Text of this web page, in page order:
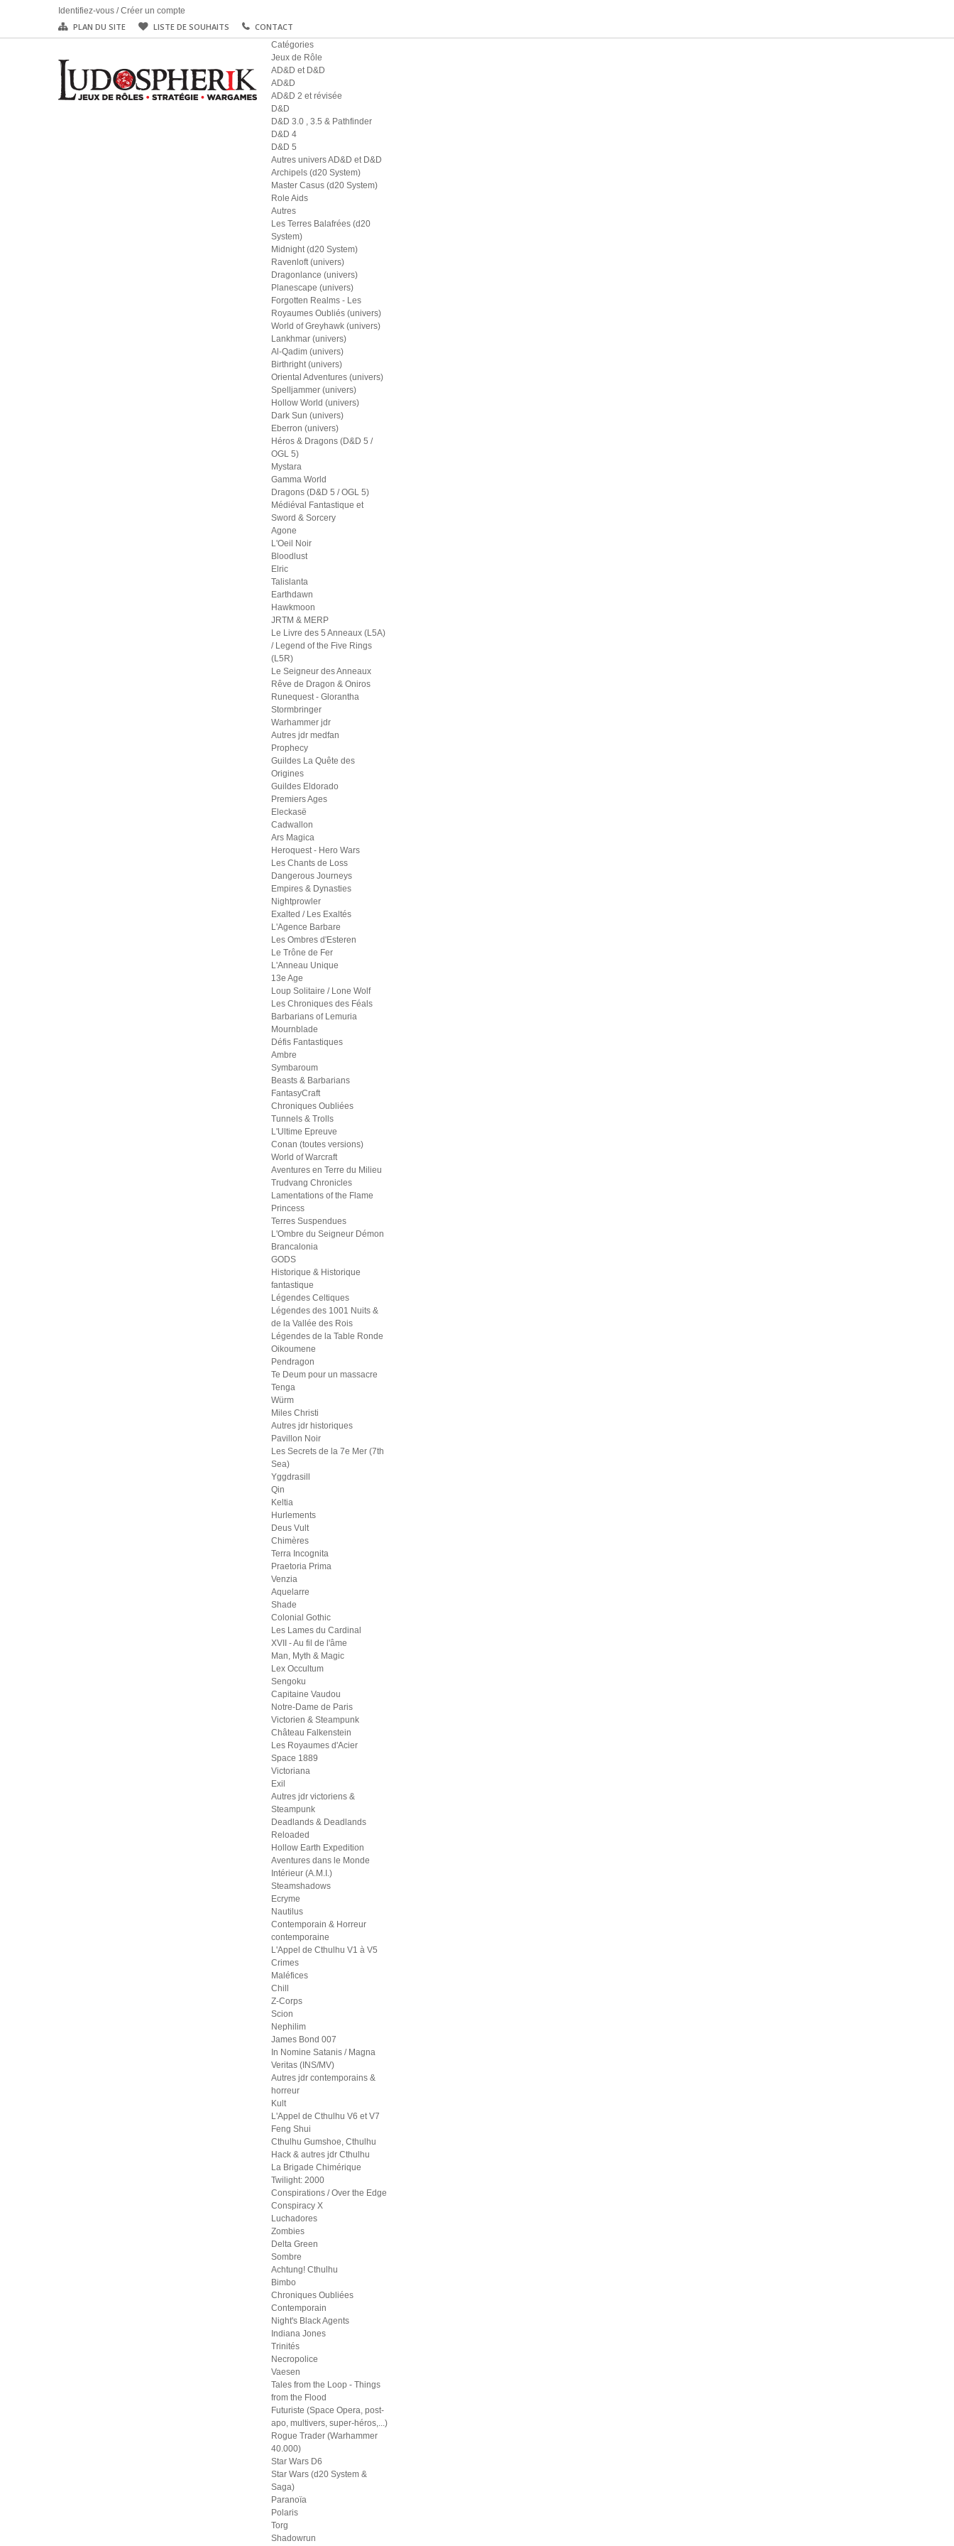
Identifiez-vous /Créer un compte
PLAN DU SITE LISTE DE SOUHAITS CONTACT
Catégories
Jeux de Rôle
AD&D et D&D
AD&D
AD&D 2 et révisée
D&D
D&D 3.0 , 3.5 & Pathfinder
D&D 4
D&D 5
Autres univers AD&D et D&D
Archipels (d20 System)
Master Casus (d20 System)
Role Aids
Autres
Les Terres Balafrées (d20
System)
Midnight (d20 System)
Ravenloft (univers)
Dragonlance (univers)
Planescape (univers)
Forgotten Realms - Les
Royaumes Oubliés (univers)
World of Greyhawk (univers)
Lankhmar (univers)
Al-Qadim (univers)
Birthright (univers)
Oriental Adventures (univers)
Spelljammer (univers)
Hollow World (univers)
Dark Sun (univers)
Eberron (univers)
Héros & Dragons (D&D 5 /
OGL 5)
Mystara
Gamma World
Dragons (D&D 5 / OGL 5)
Médiéval Fantastique et
Sword & Sorcery
Agone
L'Oeil Noir
Bloodlust
Elric
Talislanta
Earthdawn
Hawkmoon
JRTM & MERP
Le Livre des 5 Anneaux (L5A)
/ Legend of the Five Rings
(L5R)
Le Seigneur des Anneaux
Rêve de Dragon & Oniros
Runequest - Glorantha
Stormbringer
Warhammer jdr
Autres jdr medfan
Prophecy
Guildes La Quête des
Origines
Guildes Eldorado
Premiers Ages
Eleckasë
Cadwallon
Ars Magica
Heroquest - Hero Wars
Les Chants de Loss
Dangerous Journeys
Empires & Dynasties
Nightprowler
Exalted / Les Exaltés
L'Agence Barbare
Les Ombres d'Esteren
Le Trône de Fer
L'Anneau Unique
13e Age
Loup Solitaire / Lone Wolf
Les Chroniques des Féals
Barbarians of Lemuria
Mournblade
Défis Fantastiques
Ambre
Symbaroum
Beasts & Barbarians
FantasyCraft
Chroniques Oubliées
Tunnels & Trolls
L'Ultime Epreuve
Conan (toutes versions)
World of Warcraft
Aventures en Terre du Milieu
Trudvang Chronicles
Lamentations of the Flame
Princess
Terres Suspendues
L'Ombre du Seigneur Démon
Brancalonia
GODS
Historique & Historique
fantastique
Légendes Celtiques
Légendes des 1001 Nuits &
de la Vallée des Rois
Légendes de la Table Ronde
Oikoumene
Pendragon
Te Deum pour un massacre
Tenga
Würm
Miles Christi
Autres jdr historiques
Pavillon Noir
Les Secrets de la 7e Mer (7th
Sea)
Yggdrasill
Qin
Keltia
Hurlements
Deus Vult
Chimères
Terra Incognita
Praetoria Prima
Venzia
Aquelarre
Shade
Colonial Gothic
Les Lames du Cardinal
XVII - Au fil de l'âme
Man, Myth & Magic
Lex Occultum
Sengoku
Capitaine Vaudou
Notre-Dame de Paris
Victorien & Steampunk
Château Falkenstein
Les Royaumes d'Acier
Space 1889
Victoriana
Exil
Autres jdr victoriens &
Steampunk
Deadlands & Deadlands
Reloaded
Hollow Earth Expedition
Aventures dans le Monde
Intérieur (A.M.I.)
Steamshadows
Ecryme
Nautilus
Contemporain & Horreur
contemporaine
L'Appel de Cthulhu V1 à V5
Crimes
Maléfices
Chill
Z-Corps
Scion
Nephilim
James Bond 007
In Nomine Satanis / Magna
Veritas (INS/MV)
Autres jdr contemporains &
horreur
Kult
L'Appel de Cthulhu V6 et V7
Feng Shui
Cthulhu Gumshoe, Cthulhu
Hack & autres jdr Cthulhu
La Brigade Chimérique
Twilight: 2000
Conspirations / Over the Edge
Conspiracy X
Luchadores
Zombies
Delta Green
Sombre
Achtung! Cthulhu
Bimbo
Chroniques Oubliées
Contemporain
Night's Black Agents
Indiana Jones
Trinités
Necropolice
Vaesen
Tales from the Loop - Things
from the Flood
Futuriste (Space Opera, post-
apo, multivers, super-héros,...)
Rogue Trader (Warhammer
40.000)
Star Wars D6
Star Wars (d20 System &
Saga)
Paranoïa
Polaris
Torg
Shadowrun